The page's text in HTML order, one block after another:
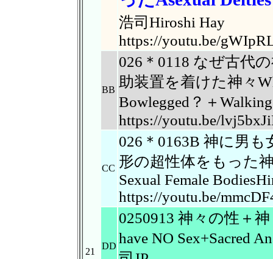
21
浩司Hiroshi Hay
https://youtu.be/
BB
026＊0118 なぜ古代
助装置を着けた神々
Bowlegged？＋
https://youtu.be/
CC
026＊0163B 神に男
形の超性体をもった
Sexual Female
https://youtu.be/
DD
0250913 神々の性＋
have NO Sex+Sacred